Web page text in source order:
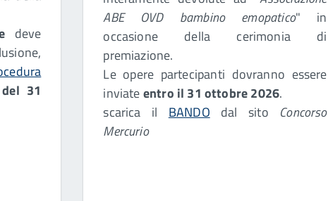
deve
31
ABE OVD bambino emopatico" in
occasione della cerimonia di
premiazione.
Le opere partecipanti dovranno essere
inviateentro il 31 ottobre 2026.
scarica il BANDO dal sito Concorso
Mercurio